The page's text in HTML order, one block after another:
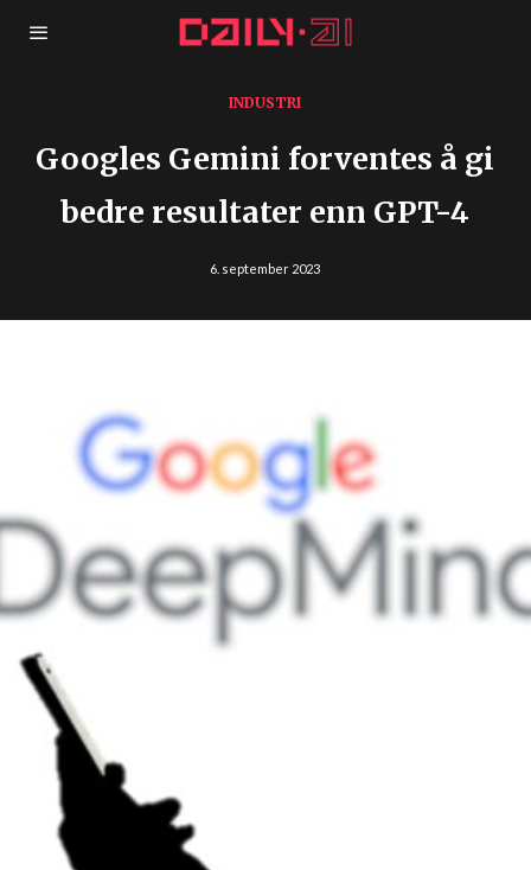
INDUSTRI
Googles Gemini forventes å gi
bedre resultater enn GPT-4
6. september 2023